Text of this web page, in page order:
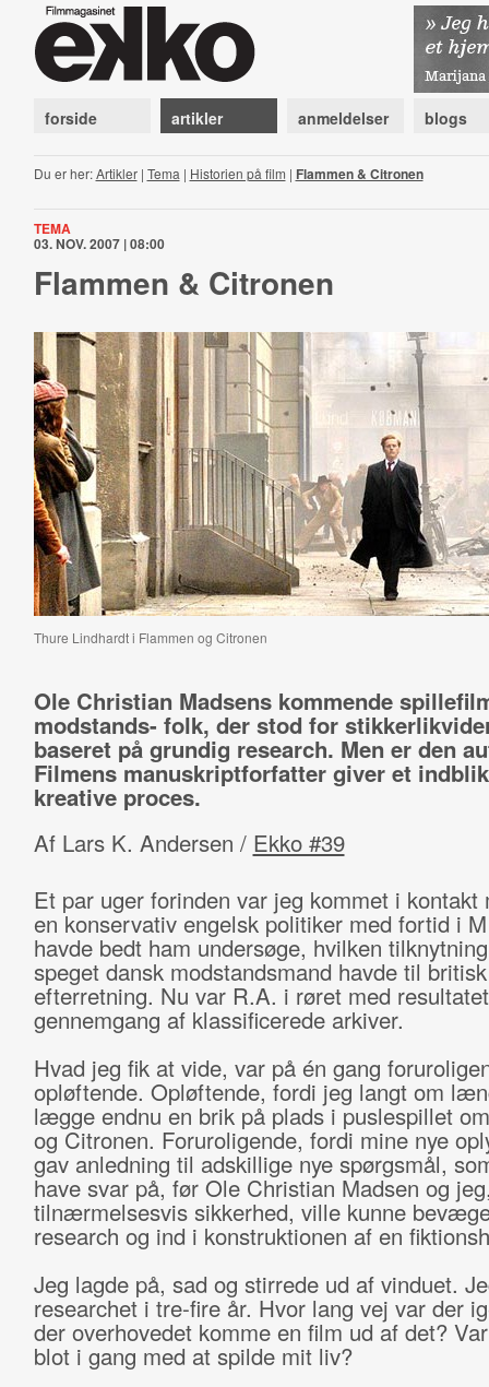
forside artikler anmeldelser blogs
Du er her:Artikler| Tema | Historien på film | Flammen & Citronen
TEMA
03. NOV. 2007 | 08:00
Flammen & Citronen
Thure Lindhardt i Flammen og Citronen
Ole Christian Madsens kommende
modstands- folk, der stod for
baseret på grundig research. Men er den
Filmens manuskriptforfatter giver et
kreative proces.
Af Lars K. Andersen / Ekko #39
Et par uger forinden var jeg kommet i kontakt
en konser­vativ engelsk politiker med fortid i
havde bedt ham under­søge, hvilken
speget dansk modstandsmand havde til britisk
efterretning. Nu var R.A. i røret med
gennemgang af klassificerede arkiver.
Hvad jeg fik at vide, var på én gang
opløftende. Opløftende, fordi jeg langt om
lægge endnu en brik på plads i puslespillet
og Citronen. Foruroligende, fordi mine nye
gav anledning til adskillige nye spørgsmål,
have svar på, før Ole Christian Madsen og
tilnærmelsesvis sikkerhed, ville kunne
research og ind i konstruktionen af en
Jeg lagde på, sad og stirrede ud af vinduet.
researchet i tre-fire år. Hvor lang vej var der
der overhovedet komme en film ud af det?
blot i gang med at spilde mit liv?